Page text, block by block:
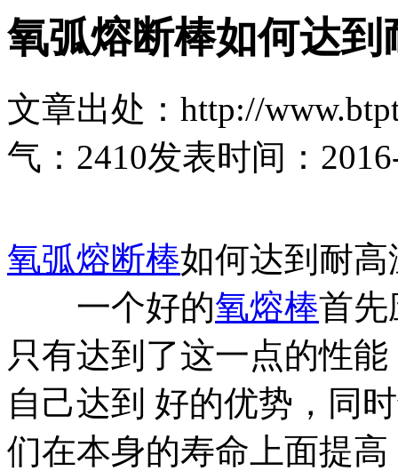
氧弧熔断棒如何达到
文章出处：http://
气： 2410发表时间：
氧弧熔断棒如何达到耐
一个好的氧熔棒首先
只有达到了这一点的性
自己达到 好的优势，同
们在本身的寿命上面提